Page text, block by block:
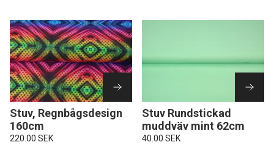
Stuv, Regnbågsdesign
160cm
220.00 SEK
Stuv Rundstickad
muddväv mint 62cm
40.00 SEK